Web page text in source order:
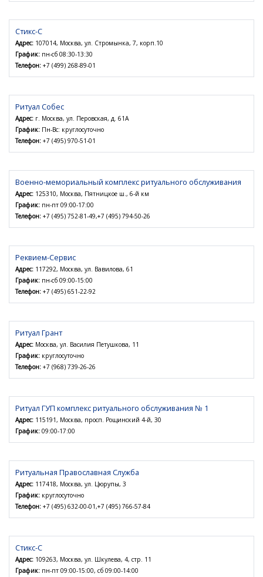
Стикс-С
Адрес: 107014, Москва, ул. Стромынка, 7, корп.10
График: пн-сб 08:30-13:30
Телефон: +7 (499) 268-89-01
Ритуал Собес
Адрес: г. Москва, ул. Перовская, д. 61А
График: Пн-Вс: круглосуточно
Телефон: +7 (495) 970-51-01
Военно-мемориальный комплекс ритуального обслуживания
Адрес: 125310, Москва, Пятницкое ш., 6-й км
График: пн-пт 09:00-17:00
Телефон: +7 (495) 752-81-49,+7 (495) 794-50-26
Реквием-Сервис
Адрес: 117292, Москва, ул. Вавилова, 61
График: пн-сб 09:00-15:00
Телефон: +7 (495) 651-22-92
Ритуал Грант
Адрес: Москва, ул. Василия Петушкова, 11
График: круглосуточно
Телефон: +7 (968) 739-26-26
Ритуал ГУП комплекс ритуального обслуживания № 1
Адрес: 115191, Москва, просп. Рощинский 4-й, 30
График: 09:00-17:00
Ритуальная Православная Служба
Адрес: 117418, Москва, ул. Цюрупы, 3
График: круглосуточно
Телефон: +7 (495) 632-00-01,+7 (495) 766-57-84
Стикс-С
Адрес: 109263, Москва, ул. Шкулева, 4, стр. 11
График: пн-пт 09:00-15:00, сб 09:00-14:00